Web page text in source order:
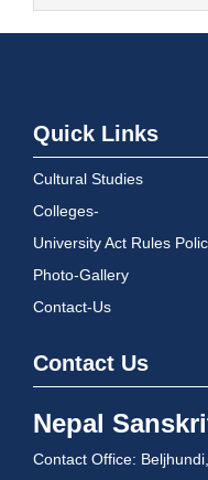
Quick Links
Cultural Studies
Colleges-
University Act Rules
Photo-Gallery
Contact-Us
Contact Us
Nepal
Contact Office: